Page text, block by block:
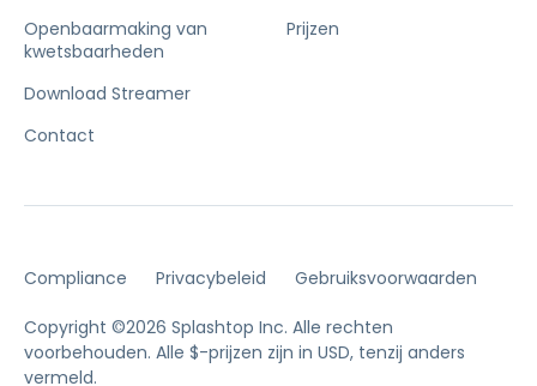
Openbaarmaking van
kwetsbaarheden
Download Streamer
Contact
Prijzen
Compliance Privacybeleid Gebruiksvoorwaarden
Copyright ©2026 Splashtop Inc. Alle rechten
voorbehouden. Alle $-prijzen zijn in USD, tenzij anders
vermeld.